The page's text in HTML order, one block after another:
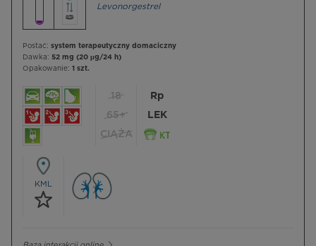
Levonorgestrel
Postać: system terapeutyczny domaciczny
Dawka: 52 mg (20 µg/24 h)
Opakowanie: 1 szt.
18
65+
CIĄŻA
Rp
LEK
KML